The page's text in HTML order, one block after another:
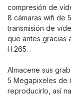
compresión de
8 cámaras wifi de
transmisión de
que antes gracias
H.265.
Almacene sus
5 Megapixeles de
reproducirlo, así